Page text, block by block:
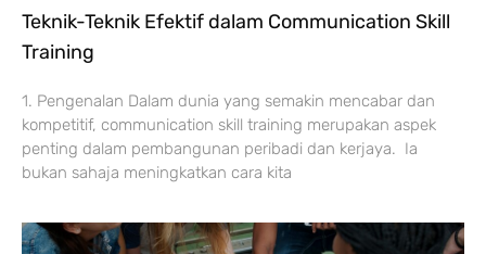
Teknik-Teknik Efektif dalam Communication Skill
Training
1. Pengenalan Dalam dunia yang semakin mencabar dan
kompetitif, communication skill training merupakan aspek
penting dalam pembangunan peribadi dan kerjaya. Ia
bukan sahaja meningkatkan cara kita